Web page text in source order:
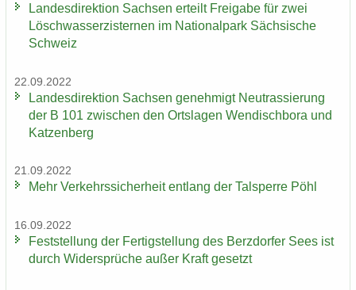
Lan­des­di­rek­ti­on Sach­sen er­teilt Frei­ga­be für zwei
Lösch­wass­er­zis­ter­nen im Na­tio­nal­park Säch­si­sche
Schweiz
22.09.2022
Lan­des­di­rek­ti­on Sach­sen ge­neh­migt Neu­tras­sie­rung
der B 101 zwi­schen den Orts­la­gen Wen­disch­bo­ra und
Kat­zen­berg
21.09.2022
Mehr Ver­kehrs­si­cher­heit ent­lang der Tal­sper­re Pöhl
16.09.2022
Fest­stel­lung der Fer­tig­stel­lung des Berz­dor­fer Sees ist
durch Wi­der­sprü­che außer Kraft ge­setzt